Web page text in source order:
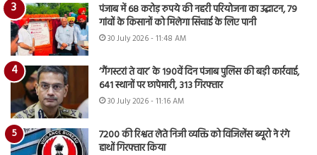
पंजाब में 68 करोड़ रुपये की नहरी परियोजना का उद्घाटन, 79
गांवों के किसानों को मिलेगा सिंचाई के लिए पानी
30 July 2026 - 11:48 AM
‘गैंगस्टरां ते वार’ के 190वें दिन पंजाब पुलिस की बड़ी कार्रवाई,
641 स्थानों पर छापेमारी, 313 गिरफ्तार
30 July 2026 - 11:16 AM
7200 की रिश्वत लेते निजी व्यक्ति को विजिलेंस ब्यूरो ने रंगे
हाथों गिरफ्तार किया